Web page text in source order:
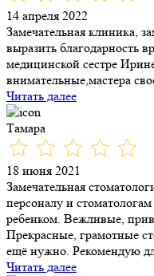
14 апреля 2022
Замечательная клиника,
выразить благодарность
медицинской сестре
внимательные,мастера
Читать далее
Тамара
18 июня 2021
Замечательная
персоналу и
ребенком. Вежливые,
Прекрасные, грамотные
ещё нужно. Рекомендую
Читать далее